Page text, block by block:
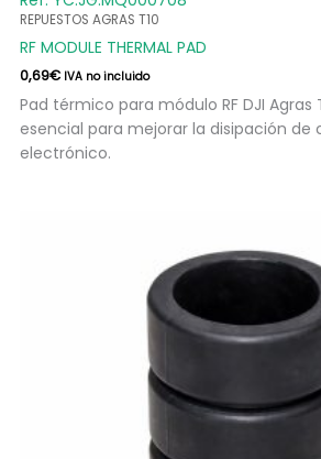
REPUESTOS AGRAS T10
RF MODULE THERMAL PAD
0,69€ IVA no incluido
Pad térmico para módulo RF DJI Agras
esencial para mejorar la disipación de
electrónico.